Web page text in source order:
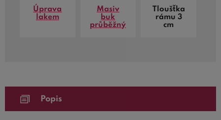
Úprava
lakem
Masiv
buk
průběžný
Tloušťka
rámu 3
cm
Popis